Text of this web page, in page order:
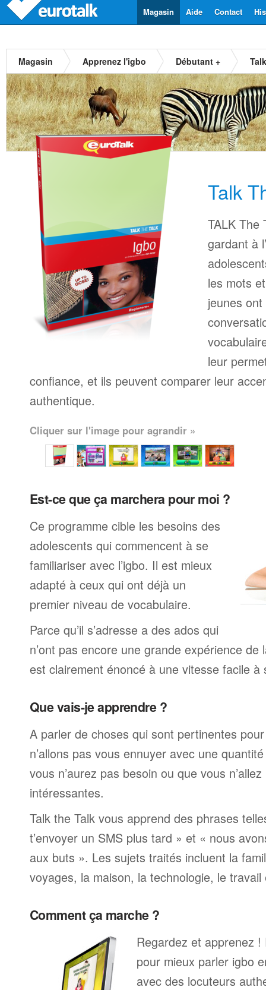
Contact
Aide
Magasin
Magasin Apprenez l'igbo Débutant +
Talk
TALK The
gardant à
les mots
jeunes
leur
confiance, et ils peuvent comparer leur
authentique.
Cliquer sur l'image pour agrandir »
Est-ce que ça marchera pour moi ?
Ce programme cible les besoins des
adolescents qui commencent à se
familiariser avec l’igbo. Il est mieux
adapté à ceux qui ont déjà un
premier niveau de vocabulaire.
Parce qu’il s’adresse a des ados qui
n’ont pas encore une grande expérience de
est clairement énoncé à une vitesse facile à
Que vais-je apprendre ?
A parler de choses qui sont pertinentes
n’allons pas vous ennuyer avec une
vous n’aurez pas besoin ou que vous
intéressantes.
Talk the Talk vous apprend des phrases
t’envoyer un SMS plus tard » et « nous
aux buts ». Les sujets traités incluent la
voyages, la maison, la technologie, le
Comment ça marche ?
Regardez et apprenez
pour mieux parler igbo
avec des locuteurs